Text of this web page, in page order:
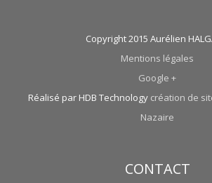
Copyright 2015 Aurélien
Mentions légales
Google +
Réalisé par HDB Technology création de
Nazaire
CONTACT